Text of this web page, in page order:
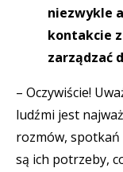
niezwykle
kontakcie
zarządzać
– Oczywiście!
ludźmi jest
rozmów, spotkań
są ich potrzeby,